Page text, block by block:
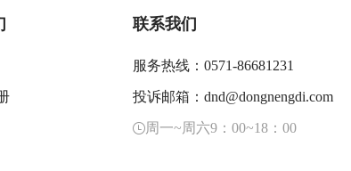
联系我们
服务热线：0571-86681231
投诉邮箱：dnd@dongnengdi.com
周一~周六9：00~18：00